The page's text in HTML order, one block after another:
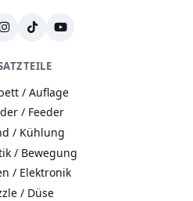
/ Auflage
/ Feeder
/ Kühlung
/ Bewegung
/ Elektronik
/ Düse